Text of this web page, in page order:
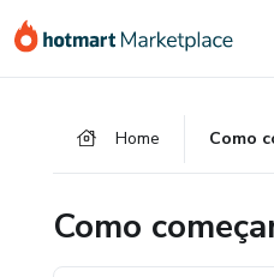
para
para
para
Home
Como